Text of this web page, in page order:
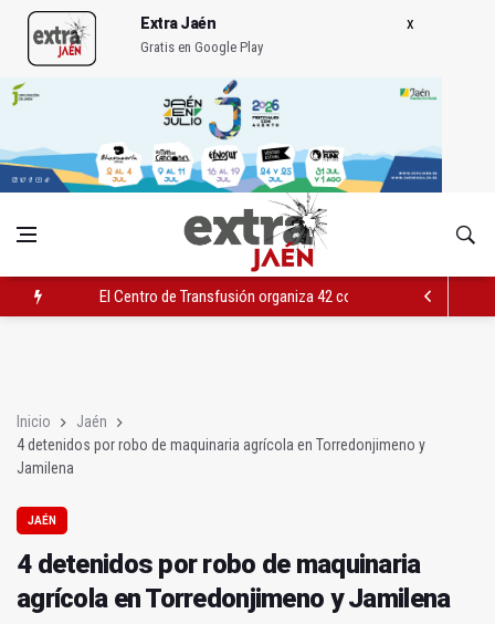
Extra Jaén
Gratis en Google Play
El Centro de Transfusión organiza 42 colectas de sangre en la
Inicio
Jaén
4 detenidos por robo de maquinaria agrícola en Torredonjimeno y
Jamilena
JAÉN
4 detenidos por robo de maquinaria
agrícola en Torredonjimeno y Jamilena